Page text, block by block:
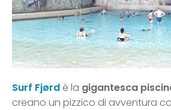
Surf Fjørd è la gigantesca
creano un pizzico di avventura